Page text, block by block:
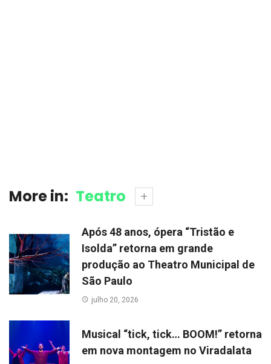
More in: Teatro
Após 48 anos, ópera “Tristão e
Isolda” retorna em grande
produção ao Theatro Municipal de
São Paulo
julho 20, 2026
Musical “tick, tick… BOOM!” retorna
em nova montagem no Viradalata